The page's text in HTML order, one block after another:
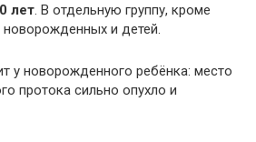
лет. В отдельную группу, кроме
и детей.
у новорожденного ребёнка: место
протока сильно опухло и